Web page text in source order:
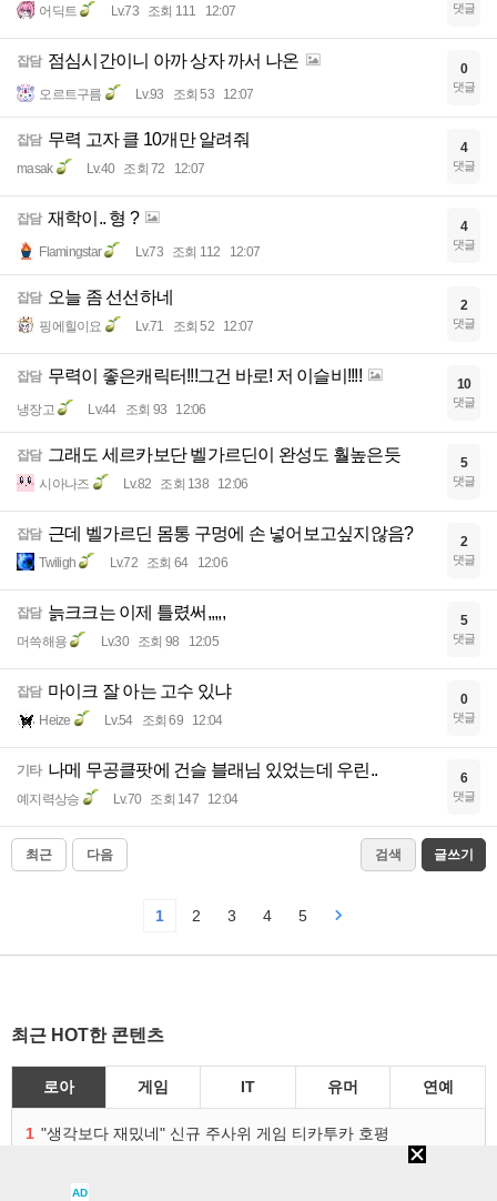
어딕트 Lv.73 조회 111 12:07 댓글
잡담 점심시간이니 아까 상자 까서 나온
오르트구름 Lv.93 조회 53 12:07
0
댓글
잡담 무력 고자 클 10개만 알려줘
masak Lv.40 조회 72 12:07
4
댓글
잡담 재학이.. 형 ?
Flamingstar Lv.73 조회 112 12:07
4
댓글
잡담 오늘 좀 선선하네
핑에힐이요 Lv.71 조회 52 12:07
2
댓글
잡담 무력이 좋은캐릭터!!!그건 바로! 저 이슬비!!!!
냉장고 Lv.44 조회 93 12:06
10
댓글
잡담 그래도 세르카보단 벨가르딘이 완성도 훨높은듯
시아나즈 Lv.82 조회 138 12:06
5
댓글
잡담 근데 벨가르딘 몸통 구멍에 손 넣어보고싶지않음?
Twiligh Lv.72 조회 64 12:06
2
댓글
잡담 늙크크는 이제 틀렸써,,,,,
머쓱해용 Lv.30 조회 98 12:05
5
댓글
잡담 마이크 잘 아는 고수 있냐
Heize Lv.54 조회 69 12:04
0
댓글
기타 나메 무공클팟에 건슬 블래님 있었는데 우린..
예지력상승 Lv.70 조회 147 12:04
6
댓글
최근 다음 검색 글쓰기
1 2 3 4 5
최근 HOT한 콘텐츠
로아 게임 IT 유머 연예
1 "생각보다 재밌네" 신규 주사위 게임 티카투카 호평
신규 남요즈 클래스는 차원술사! 6월 20일 로아온 썸머 정리
쉽고 강한 세팅은? 차원술사 주요 빌드와 스킬 코드
AD